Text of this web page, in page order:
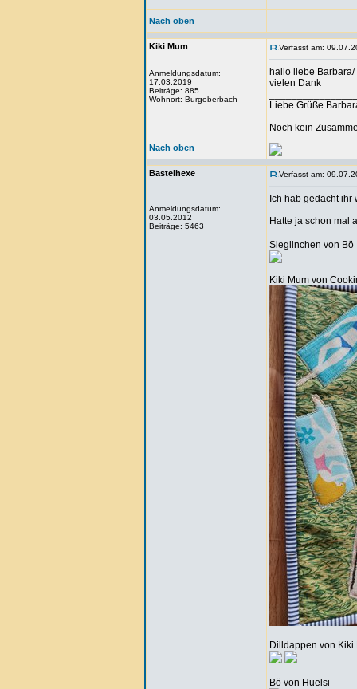
Nach oben
Kiki Mum
Anmeldungsdatum:
17.03.2019
Beiträge: 885
Wohnort: Burgoberbach
Verfasst am:
hallo liebe
vielen Dank
Liebe Grüße
Noch kein
Nach oben
Bastelhexe
Anmeldungsdatum:
03.05.2012
Beiträge: 5463
Verfasst am:
Ich hab gedacht
Hatte ja schon mal
Sieglinchen von Bö
Kiki Mum von
Dilldappen von Kiki
Bö von Huelsi